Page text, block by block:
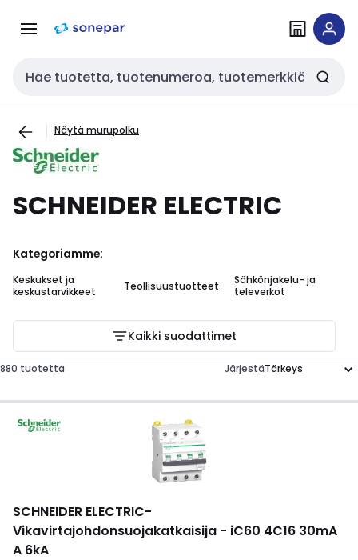
navigointiinsisältöön
Haku
Näytä murupolku
SCHNEIDER ELECTRIC
Kategoriamme:
Keskukset ja
keskustarvikkeet
Teollisuustuotteet
Sähkönjakelu- ja
televerkot
Kaikki suodattimet
880 tuotetta Järjestä
SCHNEIDER ELECTRIC-
Vikavirtajohdonsuojakatkaisija - iC60 4C16 30mA
A 6kA